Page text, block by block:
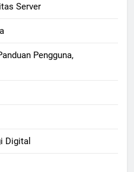
Server
Pengguna,
Digital